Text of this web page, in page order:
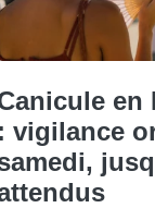
en
: vigilance